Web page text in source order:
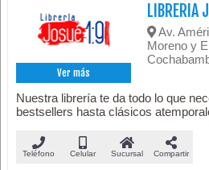
Ver más
LIBRERIA
Av.
Moreno y
Nuestra librería te da todo lo que
bestsellers hasta clásicos
Teléfono Celular Sucursal Compartir